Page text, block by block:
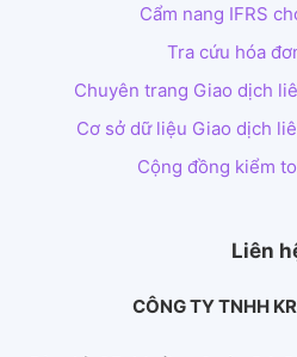
Cẩm nang IFRS
Tra cứu hóa
Chuyên trang Giao dịch
Cơ sở dữ liệu Giao dịch
Cộng đồng kiểm
Liên
CÔNG TY TNHH